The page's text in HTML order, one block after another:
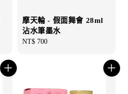
摩天輪 - 假面舞會 28ml
沾水筆墨水
Regular
NT$ 700